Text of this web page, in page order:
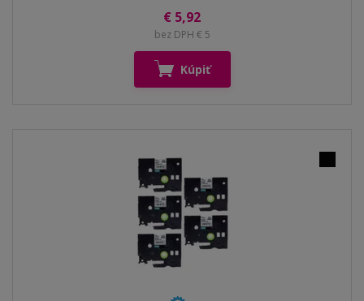
€ 5,92
bez DPH € 5
Kúpiť